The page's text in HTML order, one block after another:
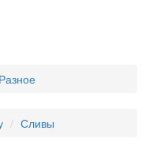
Разное
Сливы